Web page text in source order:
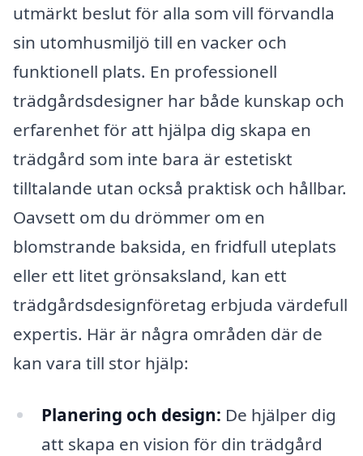
utmärkt beslut för alla som vill förvandla
sin utomhusmiljö till en vacker och
funktionell plats. En professionell
trädgårdsdesigner har både kunskap och
erfarenhet för att hjälpa dig skapa en
trädgård som inte bara är estetiskt
tilltalande utan också praktisk och hållbar.
Oavsett om du drömmer om en
blomstrande baksida, en fridfull uteplats
eller ett litet grönsaksland, kan ett
trädgårdsdesignföretag erbjuda värdefull
expertis. Här är några områden där de
kan vara till stor hjälp:
Planering och design: De hjälper dig
att skapa en vision för din trädgård